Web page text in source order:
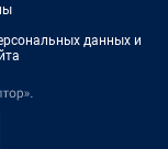
данных и